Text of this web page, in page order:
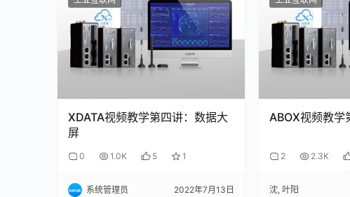
XDATA视频教学第四讲：数据大
屏
0 1.0K 5 1
系统管理员 2022年7月13日
ABOX视频教学
2 2.3K
沈, 叶阳